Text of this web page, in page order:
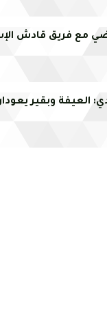
مع فريق قادش
العيفة وبقير